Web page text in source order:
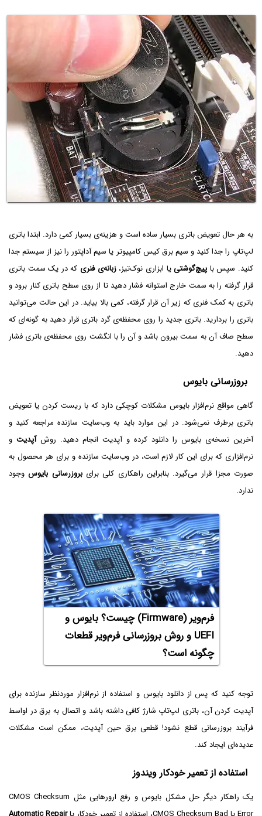
به هر حال تعویض باتری بسیار ساده است و هزینه‌ی بسیار کمی دارد. ابتدا باتری
لپ‌تاپ را جدا کنید و سیم برق کیس کامپیوتر یا سیم آداپتور را نیز از سیستم جدا
کنید. سپس با پیچ‌گوشتییا ابزاری نوک‌تیز،زبانه‌ی فنری که در یک سمت باتری
قرار گرفته را به سمت خارج استوانه فشار دهید تا از روی سطح باتری کنار برود و
باتری به کمک فنری که زیر آن قرار گرفته، کمی بالا بیاید. در این حالت می‌توانید
باتری را بردارید. باتری جدید را روی محفظه‌ی گرد باتری قرار دهید به گونه‌ای که
سطح صاف آن به سمت بیرون باشد و آن را با انگشت روی محفظه‌ی باتری فشار
دهید.
بروزرسانی بایوس
گاهی مواقع نرم‌افزار بایوس مشکلات کوچکی دارد که با ریست کردن یا تعویض
باتری برطرف نمی‌شود. در این موارد باید به وب‌سایت سازنده مراجعه کنید و
آخرین نسخه‌ی بایوس را دانلود کرده و آپدیت انجام دهید. روشآپدیت و
نرم‌افزاری که برای این کار لازم است، در وب‌سایت سازنده و برای هر محصول به
صورت مجزا قرار می‌گیرد. بنابراین راهکاری کلی برایبروزرسانی بایوسوجود
ندارد.
فرم‌ویر (Firmware) چیست؟ بایوس و
UEFI و روش بروزرسانی فرم‌ویر قطعات
چگونه است؟
توجه کنید که پس از دانلود بایوس و استفاده از نرم‌افزار موردنظر سازنده برای
آپدیت کردن آن، باتری لپ‌تاپ شارژ کافی داشته باشد و اتصال به برق در اواسط
فرآیند بروزرسانی قطع نشود! قطعی برق حین آپدیت، ممکن است مشکلات
عدیده‌ای ایجاد کند.
استفاده از تعمیر خودکار ویندوز
یک راهکار دیگر حل مشکل بایوس و رفع ارورهایی مثل CMOS Checksum